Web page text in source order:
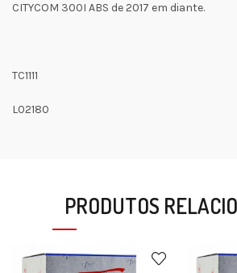
CITYCOM 300I ABS de 2017 em diante.
TC1111
L02180
PRODUTOS